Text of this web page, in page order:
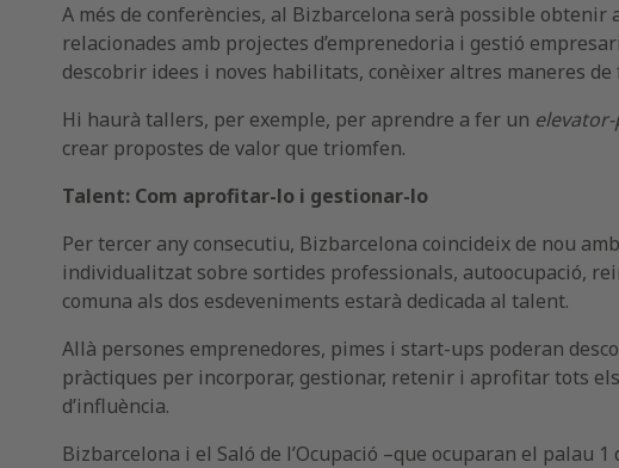
A més de conferències, al Bizbarcelona serà possible
relacionades amb projectes d’emprenedoria i gestió
descobrir idees i noves habilitats, conèixer altres maneres
Hi haurà tallers, per exemple, per aprendre a fer un
crear propostes de valor que triomfen.
Talent: Com aprofitar-lo i gestionar-lo
Per tercer any consecutiu, Bizbarcelona coincideix de nou
individualitzat sobre sortides professionals, autoocupació,
comuna als dos esdeveniments estarà dedicada al talent.
Allà persones emprenedores, pimes i start-ups poderan
pràctiques per incorporar, gestionar, retenir i aprofitar tots
d’influència.
Bizbarcelona i el Saló de l’Ocupació –que ocuparan el palau